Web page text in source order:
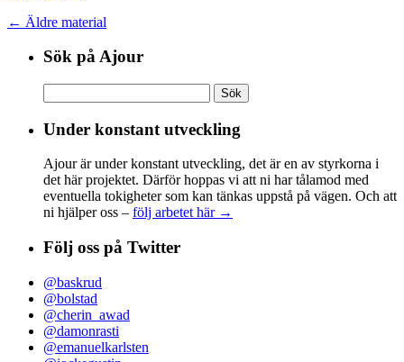
← Äldre material
Sök på Ajour
efter:
Under konstant utveckling
Ajour är under konstant utveckling, det är en av styrkorna i
det här projektet. Därför hoppas vi att ni har tålamod med
eventuella tokigheter som kan tänkas uppstå på vägen. Och att
ni hjälper oss – följ arbetet här →
Följ oss på Twitter
@baskrud
@bolstad
@cherin_awad
@damonrasti
@emanuelkarlsten